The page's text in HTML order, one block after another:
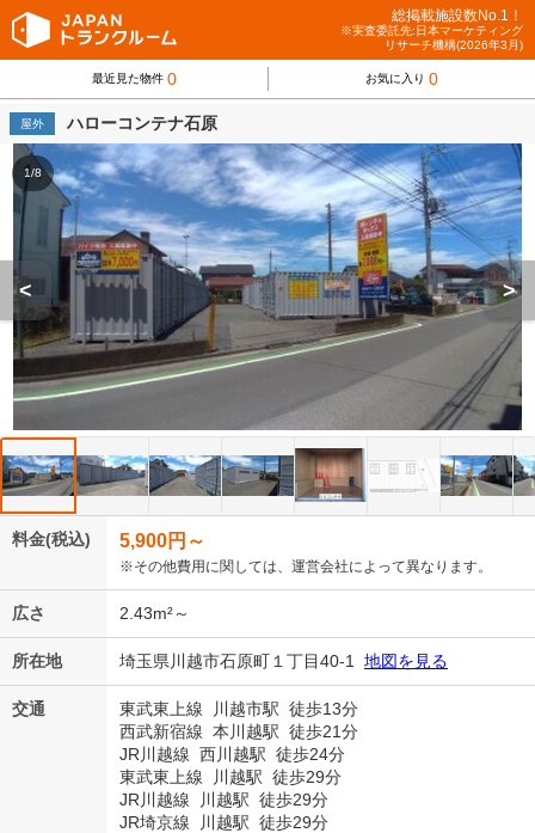
総掲載施設数No.1！
※実査委託先:日本マーケティング
リサーチ機構(2026年3月)
最近見た物件 0 お気に入り 0
屋外 ハローコンテナ石原
1/8
< >
料金(税込) 5,900円～
※その他費用に関しては、運営会社によって異なります。
広さ 2.43m²～
所在地 埼玉県川越市石原町１丁目40-1 地図を見る
交通
東武東上線 川越市駅 徒歩13分
西武新宿線 本川越駅 徒歩21分
JR川越線 西川越駅 徒歩24分
東武東上線 川越駅 徒歩29分
JR川越線 川越駅 徒歩29分
JR埼京線 川越駅 徒歩29分